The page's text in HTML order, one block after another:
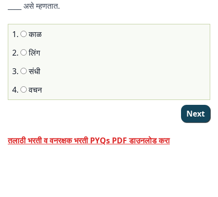
____ असे म्हणतात.
1.
काळ
2.
लिंग
3.
संधी
4.
वचन
तलाठी भरती व वनरक्षक भरती PYQs PDF डाउनलोड करा